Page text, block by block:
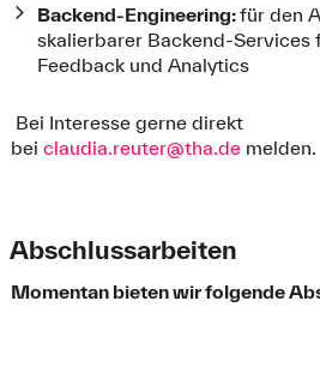
Backend-Engineering:für den
skalierbarer Backend-Services
Feedback und Analytics
Bei Interesse gerne direkt
bei claudia.reuter@tha.demelden.
Abschlussarbeiten
Momentan bieten wir folgende